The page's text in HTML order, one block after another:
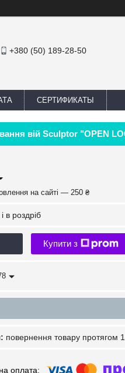
+380 (50) 189-28-50
СЕРТИФИКАТЫ
вій Sculptor "OPEN
на сайті — 250 ₴
в роздріб
Купити з
повернення товару протягом